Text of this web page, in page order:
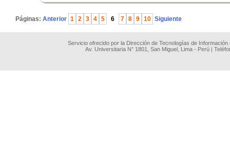
Páginas: Anterior 1 2 3 4 5 6 7 8 9 10 Siguiente
Servicio ofrecido por la Dirección de Tecnologías de
Av. Universitaria N° 1801, San Miguel, Lima - Perú |